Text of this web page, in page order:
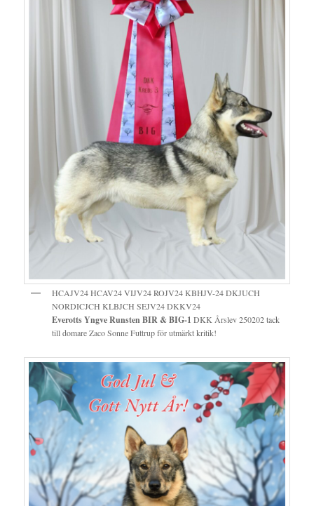
HCAJV24 HCAV24 VIJV24 ROJV24 KBHJV-24 DKJUCH
NORDICJCH KLBJCH SEJV24 DKKV24
Everotts Yngve Runsten BIR & BIG-1DKK Årslev 250202 tack
till domare Zaco Sonne Futtrup för utmärkt kritik!